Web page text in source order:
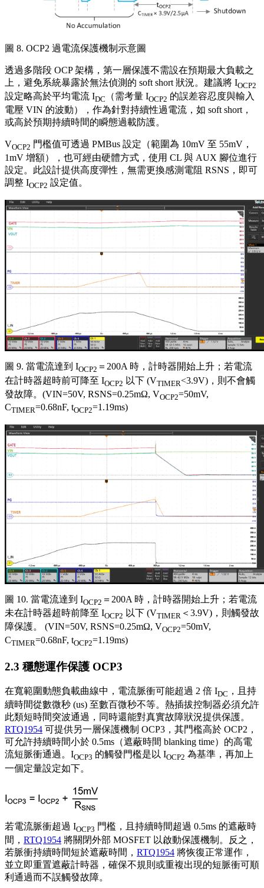
圖 8. OCP2 過電流保護機制示意圖
透過多階段 OCP 架構，第一層保護不需設在預期最大負載之
上，避免系統暴露於無法偵測的 soft short 狀況。建議將 IOCP2
設定略高於平均電流 IDC （需考量 IOCP2 的誤差容忍度與輸入
電壓 VIN 的波動），作為針對持續性過電流，如 soft short，
或高於預期持續時間的瞬態過載防護。
VOCP2 門檻值可透過 PMBus 設定（範圍為 10mV 至 55mV，
1mV 增額），也可經由硬體方式，使用 CL 與 AUX 腳位進行
設定。此設計提供高度彈性，無需更換感測電阻 RSNS，即可
調整 IOCP2 設定值。
圖 9. 當電流達到 IOCP2 ＝200A 時，計時器開始上升；若電流
在計時器超時前可降至 IOCP2 以下 (VTIMER<3.9V)，則不會觸
發故障。(VIN=50V, RSNS=0.25mΩ, VOCP2=50mV,
CTIMER=0.68nF, tOCP2=1.19ms)
圖 10. 當電流達到 IOCP2 ＝200A 時，計時器開始上升；若電流
未在計時器超時前降至 IOCP2 以下 (VTIMER ＜3.9V)，則觸發故
障保護。 (VIN=50V, RSNS=0.25mΩ, VOCP2=50mV,
CTIMER=0.68nF, tOCP2=1.19ms)
2.3 穩態運作保護 OCP3
在寬範圍動態負載曲線中，電流脈衝可能超過 2 倍 IDC ，且持
續時間從數微秒 (us) 至數百微秒不等。熱插拔控制器必須允許
此類短時間突波通過，同時還能對真實故障狀況提供保護。
RTQ1954 可提供另一層保護機制 OCP3，其門檻高於 OCP2，
可允許持續時間小於 0.5ms（遮蔽時間 blanking time）的高電
流短脈衝通過。IOCP3 的觸發門檻是以 IOCP2 為基準，再加上
一個定量設定如下。
若電流脈衝超過 IOCP3 門檻，且持續時間超過 0.5ms 的遮蔽時
間， RTQ1954 將關閉外部 MOSFET 以啟動保護機制。反之，
若脈衝持續時間短於遮蔽時間， RTQ1954 將恢復正常運作，
並立即重置遮蔽計時器，確保不規則或重複出現的短脈衝可順
利通過而不誤觸發故障。